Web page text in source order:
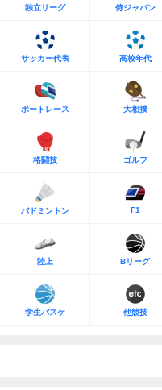
独立リーグ 侍ジャパン
サッカー代表 高校年代
ボートレース 大相撲
格闘技 ゴルフ
バドミントン F1
陸上 Bリーグ
学生バスケ 他競技